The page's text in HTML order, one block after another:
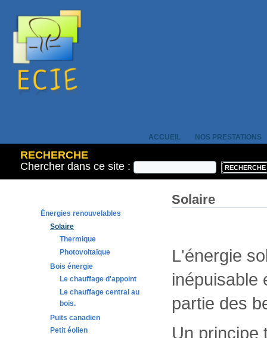
ACCUEIL NOS PRESTATIONS
RECHERCHE
Chercher dans ce site :
Énergies renouvelables
Solaire
Thermique
Photovoltaïque
Bois énergie
Le chauffage d'appoint
Le chauffage central au
bois.
Puits canadien
Petit éolien
Solaire
L'énergie
inépuisable
partie des
Un principe